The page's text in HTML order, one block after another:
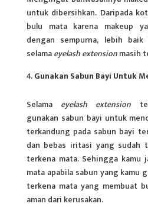
untuk dibersihkan. Daripada
bulu mata karena makeup
dengan sempurna, lebih baik
selamaeyelash extensionmasih
Gunakan Sabun Bayi Untuk
Selama eyelash extension
gunakan sabun bayi untuk
terkandung pada sabun bayi
dan bebas iritasi yang sudah
terkena mata. Sehingga kamu
mata apabila sabun yang kamu
terkena mata yang membuat
aman dari kerusakan.